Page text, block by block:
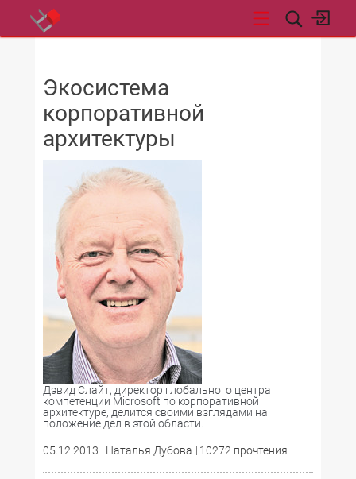
Экосистема
корпоративной
архитектуры
Дэвид Слайт, директор глобального центра
компетенции Microsoft по корпоративной
архитектуре, делится своими взглядами на
положение дел в этой области.
05.12.2013 Наталья Дубова 10272 прочтения